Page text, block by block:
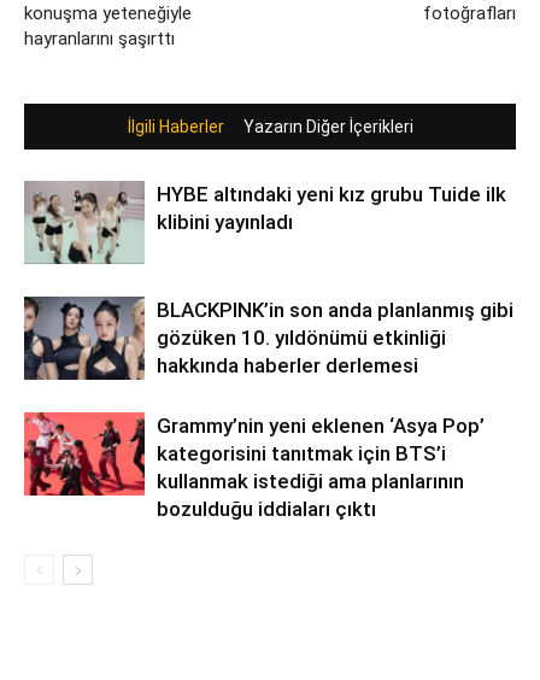
konuşma yeteneğiyle
hayranlarını şaşırttı
fotoğrafları
İlgili Haberler Yazarın Diğer İçerikleri
HYBE altındaki yeni kız grubu Tuide ilk
klibini yayınladı
BLACKPINK’in son anda planlanmış gibi
gözüken 10. yıldönümü etkinliği
hakkında haberler derlemesi
Grammy’nin yeni eklenen ‘Asya Pop’
kategorisini tanıtmak için BTS’i
kullanmak istediği ama planlarının
bozulduğu iddiaları çıktı